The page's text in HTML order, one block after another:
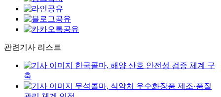
관련기사 리스트
한국콜마, 해양 산호 안전성 검증 체계 구
축
무석콜마, 식약처 우수화장품 제조·품질